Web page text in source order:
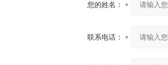
您的姓名：
联系电话：